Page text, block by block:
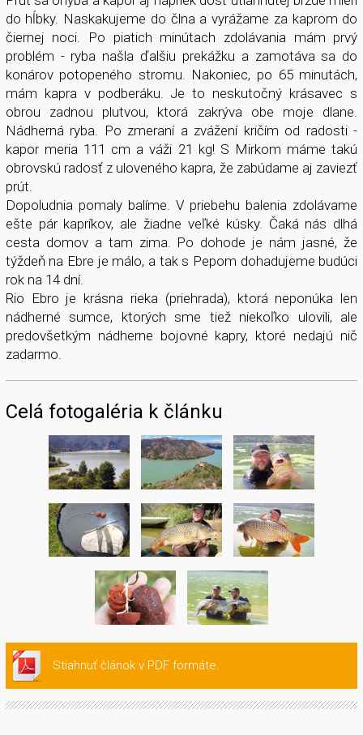
do hĺbky. Naskakujeme do člna a vyrážame za kaprom do
čiernej noci. Po piatich minútach zdolávania mám prvý
problém - ryba našla ďalšiu prekážku a zamotáva sa do
konárov potopeného stromu. Nakoniec, po 65 minutách,
mám kapra v podberáku. Je to neskutočný krásavec s
obrou zadnou plutvou, ktorá zakrýva obe moje dlane.
Nádherná ryba. Po zmeraní a zvážení kričím od radosti -
kapor meria 111 cm a váži 21 kg! S Mirkom máme takú
obrovskú radosť z uloveného kapra, že zabúdame aj zaviezť
prút.
Dopoludnia pomaly balíme. V priebehu balenia zdolávame
ešte pár kapríkov, ale žiadne veľké kúsky. Čaká nás dlhá
cesta domov a tam zima. Po dohode je nám jasné, že
týždeň na Ebre je málo, a tak s Pepom dohadujeme budúci
rok na 14 dní.
Rio Ebro je krásna rieka (priehrada), ktorá neponúka len
nádherné sumce, ktorých sme tiež niekoľko ulovili, ale
predovšetkým nádherne bojovné kapry, ktoré nedajú nič
zadarmo.
Celá fotogaléria k článku
Stiahnuť článok v PDF formáte.